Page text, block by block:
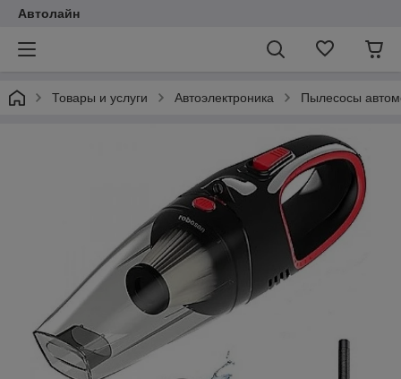
Автолайн
Товары и услуги Автоэлектроника Пылесосы